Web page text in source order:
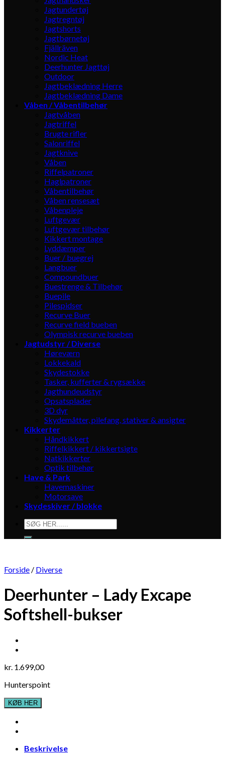
Jagtundertøj
Jagtregntøj
Jagtshorts
Jagtbørnetøj
Fjällräven
Nordic Heat
Deerhunter Jagttøj
Outdoor
Jagtbeklædning Herre
Jagtbeklædning Dame
Våben / Våbentilbehør
Jagtvåben
Jagtriffel
Brugte rifler
Salonriffel
Jagtknive
Våben
Riffelpatroner
Haglpatroner
Våbentilbehør
Våben rensesæt
Våbenpleje
Luftgevær
Luftgevær tilbehør
Kikkert montage
Lyddæmper
Buer / buegrej
Langbuer
Compoundbuer
Buestrenge & Tilbehør
Buepile
Pilespidser
Recurve Buer
Recurve field bueben
Olympisk recurve bueben
Jagtudstyr / Diverse
Høreværn
Lokkekald
Skydestokke
Tasker, kufferter & rygsække
Jagthundeudstyr
Opsatsplader
3D dyr
Skydemåtter, pilefang, stativer & ansigter
Kikkerter
Håndkikkert
Riffelkikkert / kikkertsigte
Natkikkerter
Optik tilbehør
Have & Park
Havemaskiner
Motorsave
Skydeskiver / blokke
Søg
efter:
Forside / Diverse
Deerhunter – Lady Excape
Softshell-bukser
kr. 1.699,00
Hunterspoint
KØB HER
Beskrivelse